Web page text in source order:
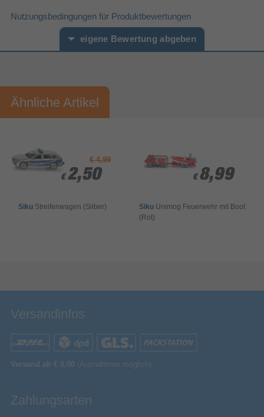
Gewicht & Abmessungen
120 mm
Nutzungsbedingungen für Produktbewertungen
eigene Bewertung abgeben
Ihre Bewertung:
Ihr Kommentar*
Ähnliche Artikel
€ 4,99
€ 2,50
€ 2,50
Siku Streifenwagen (Silber)
€ 8,99
€ 8,99
Siku Unimog Feuerwehr mit Boot
(Rot)
Versandinfos
Versand ab € 0,00 (Ausnahmen möglich)
Zahlungsarten